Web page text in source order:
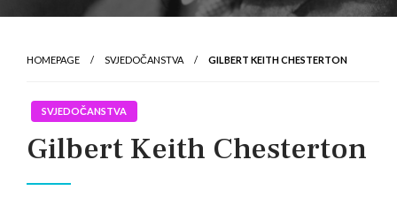
HOMEPAGE SVJEDOČANSTVA GILBERT KEITH CHESTERTON
SVJEDOČANSTVA
Gilbert Keith Chesterton